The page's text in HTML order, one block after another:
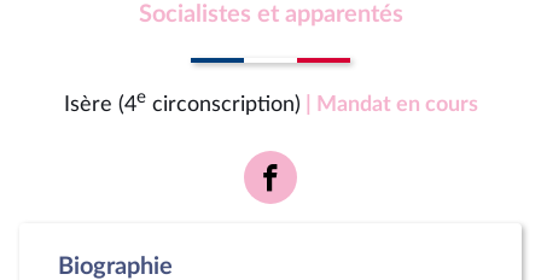
Socialistes et apparentés
Isère (4ecirconscription) | Mandat en cours
Voir
la
Biographie